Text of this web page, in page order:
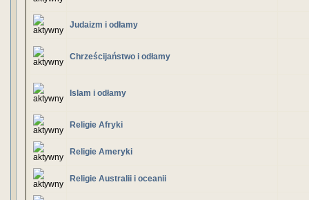
Judaizm i odłamy
Chrześcijaństwo i odłamy
Islam i odłamy
Religie Afryki
Religie Ameryki
Religie Australii i oceanii